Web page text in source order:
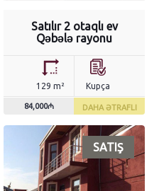
Satılır 2 otaqlı ev
Qəbələ rayonu
129 m² Kupça
84,000₼ DAHA ƏTRAFLI
SATIŞ